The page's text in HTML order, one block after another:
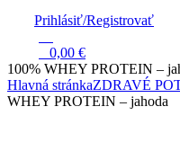
Prihlásiť/Registrovať
0,00 €
100% WHEY PROTEIN –
Hlavná stránkaZDRAVÉ
WHEY PROTEIN – jahoda